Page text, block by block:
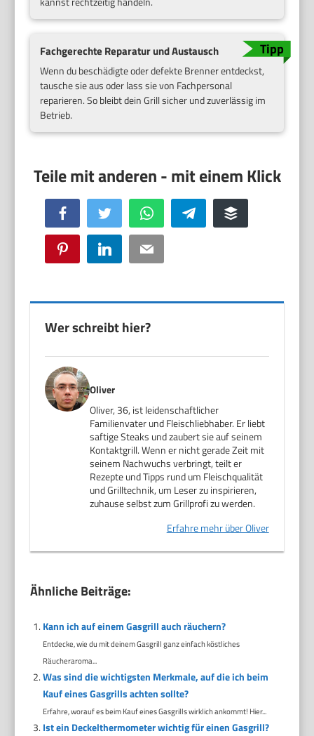
Fachgerechte Reparatur und Austausch
Wenn du beschädigte oder defekte Brenner entdeckst,
tausche sie aus oder lass sie von Fachpersonal
reparieren. So bleibt dein Grill sicher und zuverlässig im
Betrieb.
Facebook Twitter WhatsApp Telegram Buffer
Pinterest LinkedIn Email
Wer schreibt hier?
Oliver
Oliver, 36, ist leidenschaftlicher
Familienvater und Fleischliebhaber. Er liebt
saftige Steaks und zaubert sie auf seinem
Kontaktgrill. Wenn er nicht gerade Zeit mit
seinem Nachwuchs verbringt, teilt er
Rezepte und Tipps rund um Fleischqualität
und Grilltechnik, um Leser zu inspirieren,
zuhause selbst zum Grillprofi zu werden.
Erfahre mehr über Oliver
Ähnliche Beiträge:
Kann ich auf einem Gasgrill auch räuchern?
Entdecke, wie du mit deinem Gasgrill ganz einfach köstliches
Räucheraroma...
Was sind die wichtigsten Merkmale, auf die ich beim
Kauf eines Gasgrills achten sollte?
Erfahre, worauf es beim Kauf eines Gasgrills wirklich ankommt! Hier...
Ist ein Deckelthermometer wichtig für einen Gasgrill?